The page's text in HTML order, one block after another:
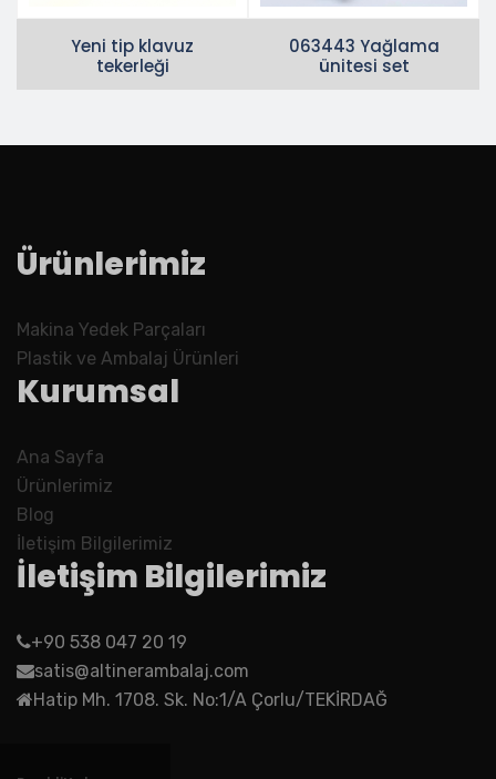
Yeni tip klavuz
tekerleği
063443 Yağlama
ünitesi set
Ürünlerimiz
Makina Yedek Parçaları
Plastik ve Ambalaj Ürünleri
Kurumsal
Ana Sayfa
Ürünlerimiz
Blog
İletişim Bilgilerimiz
İletişim Bilgilerimiz
+90 538 047 20 19
satis@altinerambalaj.com
Hatip Mh. 1708. Sk. No:1/A Çorlu/TEKİRDAĞ